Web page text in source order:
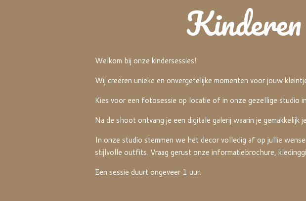
Welkom bij onze kindersessies!
Wij creëren unieke en onvergetelijke momenten voor jouw
Kies voor een fotosessie op locatie of in onze gezellige studio
Na de shoot ontvang je een digitale galerij waarin je
In onze studio stemmen we het decor volledig af op jullie
stijlvolle outfits. Vraag gerust onze informatiebrochure,
Een sessie duurt ongeveer 1 uur.